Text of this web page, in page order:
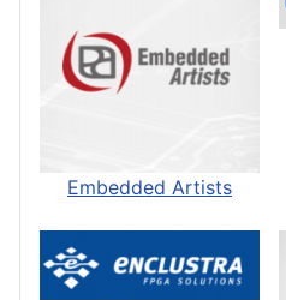
Embedded Artists